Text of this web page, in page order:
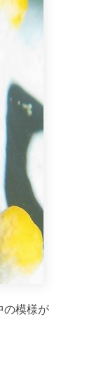
の模様が